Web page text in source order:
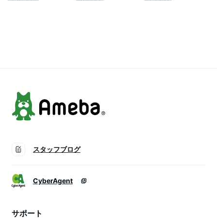
き焼 【 500g 】 牛
枝肉共進会 最優秀賞
贈り物 ギフト お歳
スタッフブログ
CyberAgent
サポート